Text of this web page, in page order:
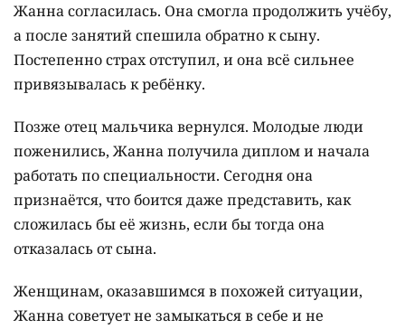
Жанна согласилась. Она смогла продолжить учёбу,
а после занятий спешила обратно к сыну.
Постепенно страх отступил, и она всё сильнее
привязывалась к ребёнку.
Позже отец мальчика вернулся. Молодые люди
поженились, Жанна получила диплом и начала
работать по специальности. Сегодня она
признаётся, что боится даже представить, как
сложилась бы её жизнь, если бы тогда она
отказалась от сына.
Женщинам, оказавшимся в похожей ситуации,
Жанна советует не замыкаться в себе и не